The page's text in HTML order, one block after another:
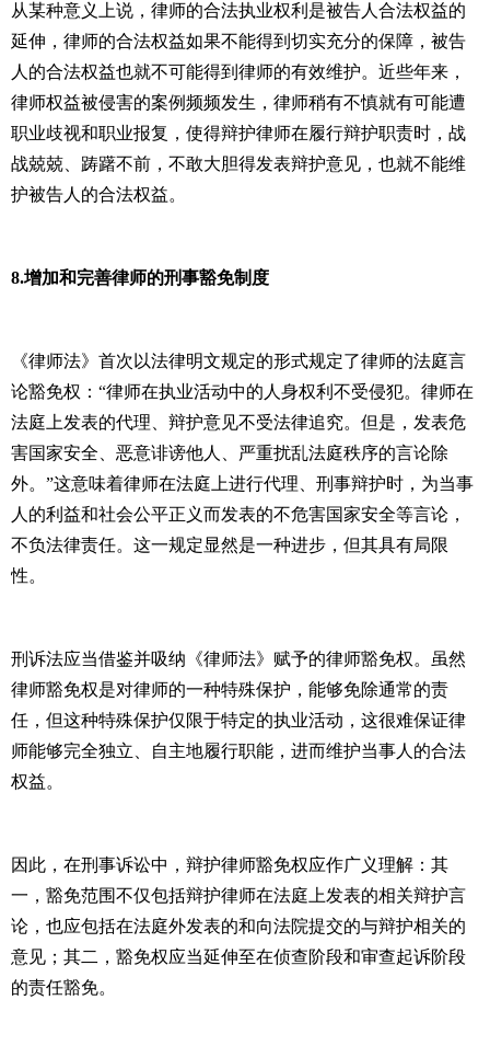
从某种意义上说，律师的合法执业权利是被告人合法权益的
延伸，律师的合法权益如果不能得到切实充分的保障，被告
人的合法权益也就不可能得到律师的有效维护。近些年来，
律师权益被侵害的案例频频发生，律师稍有不慎就有可能遭
职业歧视和职业报复，使得辩护律师在履行辩护职责时，战
战兢兢、踌躇不前，不敢大胆得发表辩护意见，也就不能维
护被告人的合法权益。
8.增加和完善律师的刑事豁免制度
《律师法》首次以法律明文规定的形式规定了律师的法庭言
论豁免权：“律师在执业活动中的人身权利不受侵犯。律师在
法庭上发表的代理、辩护意见不受法律追究。但是，发表危
害国家安全、恶意诽谤他人、严重扰乱法庭秩序的言论除
外。”这意味着律师在法庭上进行代理、刑事辩护时，为当事
人的利益和社会公平正义而发表的不危害国家安全等言论，
不负法律责任。这一规定显然是一种进步，但其具有局限
性。
刑诉法应当借鉴并吸纳《律师法》赋予的律师豁免权。虽然
律师豁免权是对律师的一种特殊保护，能够免除通常的责
任，但这种特殊保护仅限于特定的执业活动，这很难保证律
师能够完全独立、自主地履行职能，进而维护当事人的合法
权益。
因此，在刑事诉讼中，辩护律师豁免权应作广义理解：其
一，豁免范围不仅包括辩护律师在法庭上发表的相关辩护言
论，也应包括在法庭外发表的和向法院提交的与辩护相关的
意见；其二，豁免权应当延伸至在侦查阶段和审查起诉阶段
的责任豁免。